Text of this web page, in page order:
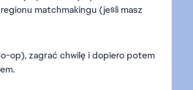
matchmakingu (jeśli masz
op), zagrać chwilę i dopiero potem